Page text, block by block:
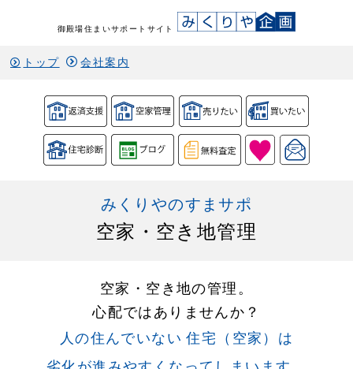
御殿場住まいサポートサイト
トップ 会社案内
みくりやのすまサポ
空家・空き地管理
空家・空き地の管理。
心配ではありませんか？
人の住んでいない 住宅（空家）は